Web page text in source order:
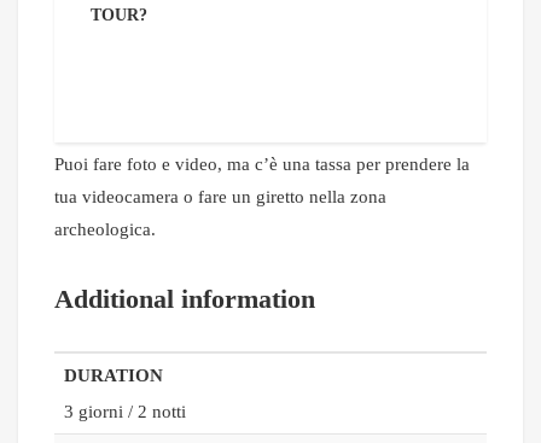
TOUR?
Puoi fare foto e video, ma c’è una tassa per prendere la
tua videocamera o fare un giretto nella zona
archeologica.
Additional information
DURATION
3 giorni / 2 notti